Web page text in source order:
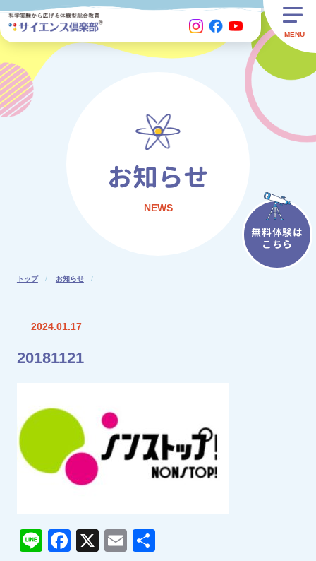
無料体験は
こちら
お知らせ
NEWS
トップ お知らせ
2024.01.17
20181121
LineFacebook
X Email
共